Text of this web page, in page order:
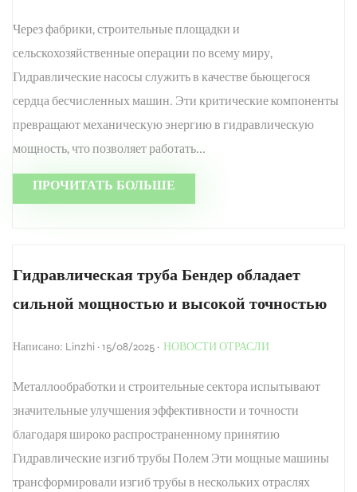
Через фабрики, строительные площадки и
сельскохозяйственные операции по всему миру,
Гидравлические насосы служить в качестве бьющегося
сердца бесчисленных машин. Эти критические компоненты
превращают механическую энергию в гидравлическую
мощность, что позволяет работать...
ПРОЧИТАТЬ БОЛЬШЕ
Гидравлическая труба Бендер обладает
сильной мощностью и высокой точностью
Написано: Linzhi · 15/08/2025 · НОВОСТИ ОТРАСЛИ
Металлообработки и строительные сектора испытывают
значительные улучшения эффективности и точности
благодаря широко распространенному принятию
Гидравлические изгиб трубы Полем Эти мощные машины
трансформировали изгиб трубы в нескольких отраслях